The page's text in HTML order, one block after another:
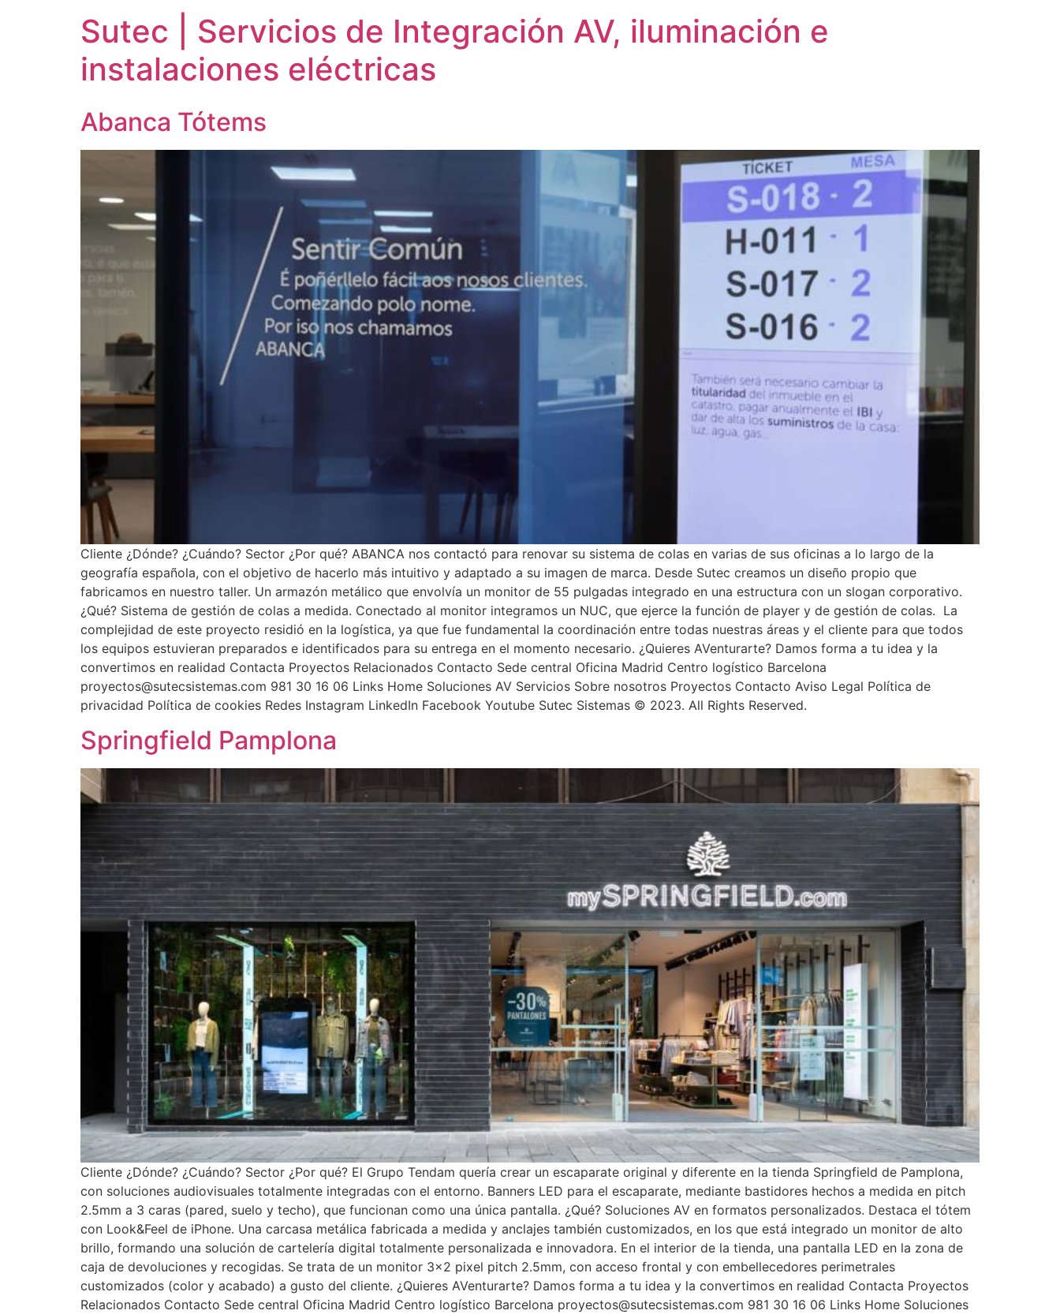
Sutec | Servicios de Integración AV, iluminación e
instalaciones eléctricas
Abanca Tótems
Cliente ¿Dónde? ¿Cuándo? Sector ¿Por qué? ABANCA nos contactó para renovar su sistema de colas en varias de sus oficinas a lo largo de la
geografía española, con el objetivo de hacerlo más intuitivo y adaptado a su imagen de marca. Desde Sutec creamos un diseño propio que
fabricamos en nuestro taller. Un armazón metálico que envolvía un monitor de 55 pulgadas integrado en una estructura con un slogan corporativo.
¿Qué? Sistema de gestión de colas a medida. Conectado al monitor integramos un NUC, que ejerce la función de player y de gestión de colas. La
complejidad de este proyecto residió en la logística, ya que fue fundamental la coordinación entre todas nuestras áreas y el cliente para que todos
los equipos estuvieran preparados e identificados para su entrega en el momento necesario. ¿Quieres AVenturarte? Damos forma a tu idea y la
convertimos en realidad Contacta Proyectos Relacionados Contacto Sede central Oficina Madrid Centro logístico Barcelona
proyectos@sutecsistemas.com 981 30 16 06 Links Home Soluciones AV Servicios Sobre nosotros Proyectos Contacto Aviso Legal Política de
privacidad Política de cookies Redes Instagram LinkedIn Facebook Youtube Sutec Sistemas © 2023. All Rights Reserved.
Springfield Pamplona
Cliente ¿Dónde? ¿Cuándo? Sector ¿Por qué? El Grupo Tendam quería crear un escaparate original y diferente en la tienda Springfield de Pamplona,
con soluciones audiovisuales totalmente integradas con el entorno. Banners LED para el escaparate, mediante bastidores hechos a medida en pitch
2.5mm a 3 caras (pared, suelo y techo), que funcionan como una única pantalla. ¿Qué? Soluciones AV en formatos personalizados. Destaca el tótem
con Look&Feel de iPhone. Una carcasa metálica fabricada a medida y anclajes también customizados, en los que está integrado un monitor de alto
brillo, formando una solución de cartelería digital totalmente personalizada e innovadora. En el interior de la tienda, una pantalla LED en la zona de
caja de devoluciones y recogidas. Se trata de un monitor 3×2 pixel pitch 2.5mm, con acceso frontal y con embellecedores perimetrales
customizados (color y acabado) a gusto del cliente. ¿Quieres AVenturarte? Damos forma a tu idea y la convertimos en realidad Contacta Proyectos
Relacionados Contacto Sede central Oficina Madrid Centro logístico Barcelona proyectos@sutecsistemas.com 981 30 16 06 Links Home Soluciones